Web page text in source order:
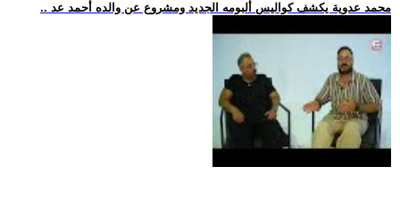
.. محمد عدوية يكشف كواليس ألبومه الجديد ومشروع عن والده أحمد عد